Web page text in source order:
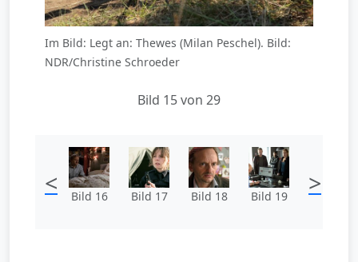
Im Bild: Legt an: Thewes (Milan Peschel). Bild:
NDR/Christine Schroeder
Bild 15 von 29
< Bild 16 Bild 17 Bild 18 Bild 19 >